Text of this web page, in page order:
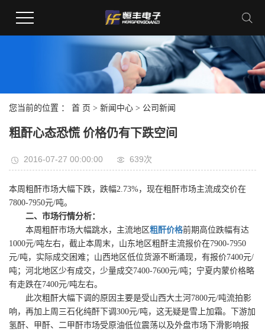
您当前的位置 ： 首 页 > 新闻中心 > 公司新闻
粗酐心态恐慌 价格仍有下跌空间
2016-07-27 00:00:00 639次
本周粗酐市场大幅下跌，跌幅2.73%，现在粗酐市场主流成交价在
7800-7950元/吨。
二、市场行情分析：
本周粗酐市场大幅跳水，主流地区粗酐价格前期高位跌幅有达
1000元/吨左右，截止本周末，山东地区粗酐主流报价在7900-7950
元/吨，实际成交困难；山西地区低位货源不断涌现，有报价7400元/
吨；河北地区少有成交，少量成交7400-7600元/吨；宁夏内蒙价格略
有走跌在7400元/吨左右。
此次粗酐大幅下调的原因主要是受山西大土河7800元/吨流拍影
响，再加上周三石化纯酐下调300元/吨，这无疑是雪上加霜。下游加
氢酐、甲酐、二甲酐市场受原油低位震荡以及外盘市场下滑影响报